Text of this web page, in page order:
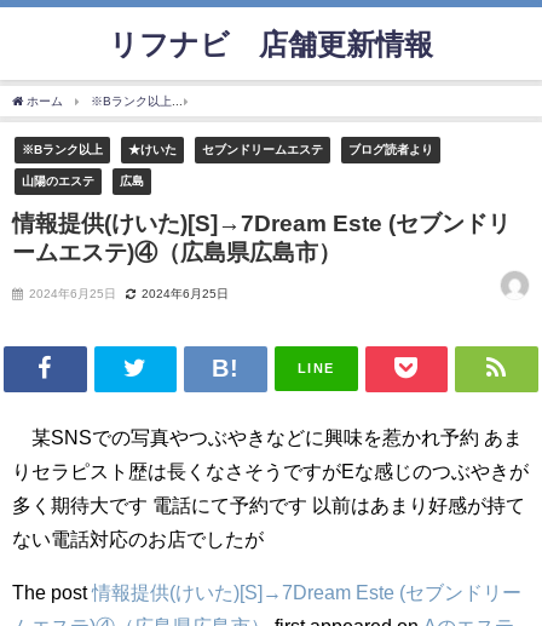
リフナビ®店舗更新情報
ホーム ※Bランク以上
※Bランク以上 ★けいた セブンドリームエステ ブログ読者より
山陽のエステ 広島
情報提供(けいた)[S]→7Dream Este (セブンドリ
ームエステ)④（広島県広島市）
2024年6月25日 2024年6月25日
LINE
某SNSでの写真やつぶやきなどに興味を惹かれ予約 あま
りセラピスト歴は長くなさそうですがEな感じのつぶやきが
多く期待大です 電話にて予約です 以前はあまり好感が持て
ない電話対応のお店でしたが
The post情報提供(けいた)[S]→7Dream Este (セブンドリー